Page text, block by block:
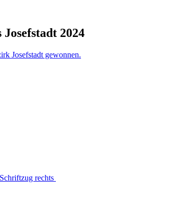
2024
Josefstadt gewonnen.